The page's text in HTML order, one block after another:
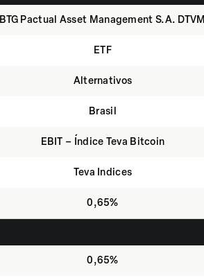
BTG Pactual Asset Management S.A. DTVM
ETF
Alternativos
Brasil
EBIT – Índice Teva Bitcoin
Teva Indices
0,65%
0,65%